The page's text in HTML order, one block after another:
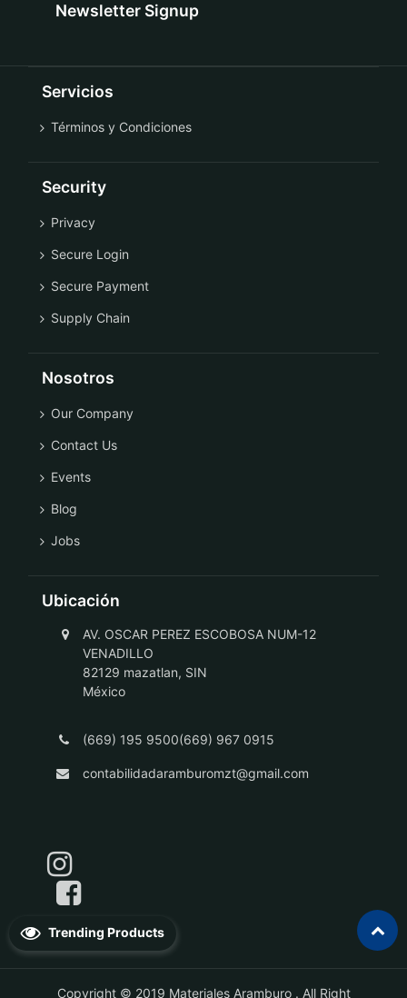
Trending Products
Newsletter Signup
Servicios
Términos y Condiciones
Security
Privacy
Secure Login
Secure Payment
Supply Chain
Nosotros
Our Company
Contact Us
Events
Blog
Jobs
Ubicación
AV. OSCAR PEREZ ESCOBOSA NUM-12
VENADILLO
82129 mazatlan, SIN
México
(669) 195 9500(669) 967 0915
contabilidadaramburomzt@gmail.com
Copyright © 2019 Materiales Aramburo . All Right